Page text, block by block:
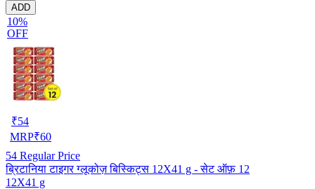
ADD
10%
OFF
₹54
MRP₹60
54 Regular Price
ब्रिटानिया टाइगर ग्लूकोज़ बिस्किट्स 12X41 g - सेट ऑफ़ 12
12X41 g